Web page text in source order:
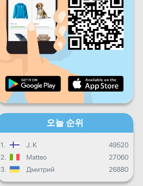
일일 진행상황
월별 진행상황
전체 진행상태
오늘 순위
1. J. K
49520
2.
Matteo
27060
3.
Дмитрий 26880